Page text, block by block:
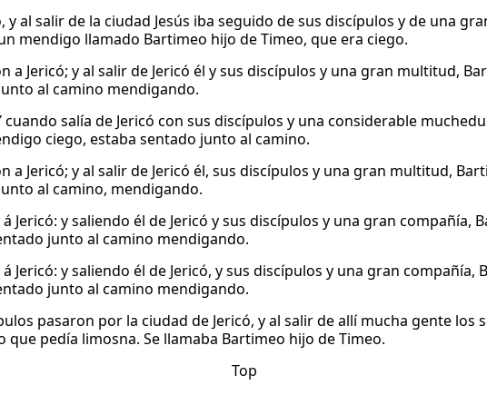
y al salir de la ciudad Jesús iba seguido de sus discípulos y de una
mendigo llamado Bartimeo hijo de Timeo, que era ciego.
a Jericó; y al salir de Jericó él y sus discípulos y una gran multitud,
al camino mendigando.
cuando salía de Jericó con sus discípulos y una considerable
ciego, estaba sentado junto al camino.
a Jericó; y al salir de Jericó él, sus discípulos y una gran multitud,
al camino, mendigando.
Jericó: y saliendo él de Jericó y sus discípulos y una gran compañía,
junto al camino mendigando.
Jericó: y saliendo él de Jericó, y sus discípulos y una gran compañía,
junto al camino mendigando.
pasaron por la ciudad de Jericó, y al salir de allí mucha gente los
que pedía limosna. Se llamaba Bartimeo hijo de Timeo.
Top